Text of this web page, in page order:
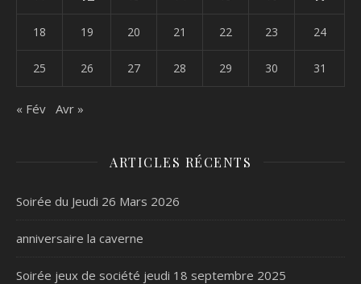
18 19 20 21 22 23 24
25 26 27 28 29 30 31
« Fév Avr »
ARTICLES RÉCENTS
Soirée du Jeudi 26 Mars 2026
anniversaire la caverne
Soirée jeux de société jeudi 18 septembre 2025